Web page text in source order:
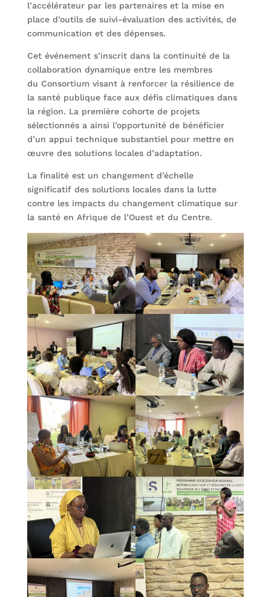
l’accélérateur par les partenaires et la mise en
place d’outils de suivi-évaluation des activités, de
communication et des dépenses.
Cet événement s’inscrit dans la continuité de la
collaboration dynamique entre les membres
du Consortium visant à renforcer la résilience de
la santé publique face aux défis climatiques dans
la région. La première cohorte de projets
sélectionnés a ainsi l’opportunité de bénéficier
d’un appui technique substantiel pour mettre en
œuvre des solutions locales d’adaptation.
La finalité est un changement d’échelle
significatif des solutions locales dans la lutte
contre les impacts du changement climatique sur
la santé en Afrique de l’Ouest et du Centre.